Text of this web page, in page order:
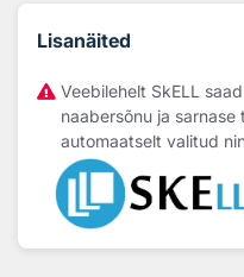
Lisanäited
Veebilehelt SkELL
naabersõnu ja
automaatselt valitud